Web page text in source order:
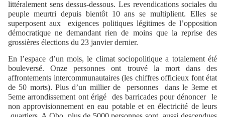
littéralement sens dessus-dessous. Les revendications sociales du
peuple meurtri depuis bientôt 10 ans se multiplient. Elles se
superposent aux
exigences politiques légitimes de l’opposition
démocratique ne demandant rien de moins que la reprise des
grossières élections du 23 janvier dernier.
En l’espace d’un mois, le climat sociopolitique a totalement été
bouleversé. Onze personnes ont trouvé la mort dans des
affrontements intercommunautaires (les chiffres officieux font état
de 50 morts). Plus d’un millier de
personnes
dans le 3eme et
5eme arrondissement ont érigé
des barricades pour dénoncer
le
non approvisionnement en eau potable et en électricité de leurs